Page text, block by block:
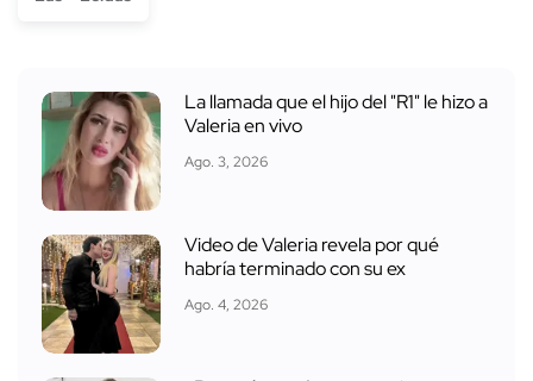
La llamada que el hijo del "R1" le hizo a
Valeria en vivo
Ago. 3, 2026
Video de Valeria revela por qué
habría terminado con su ex
Ago. 4, 2026